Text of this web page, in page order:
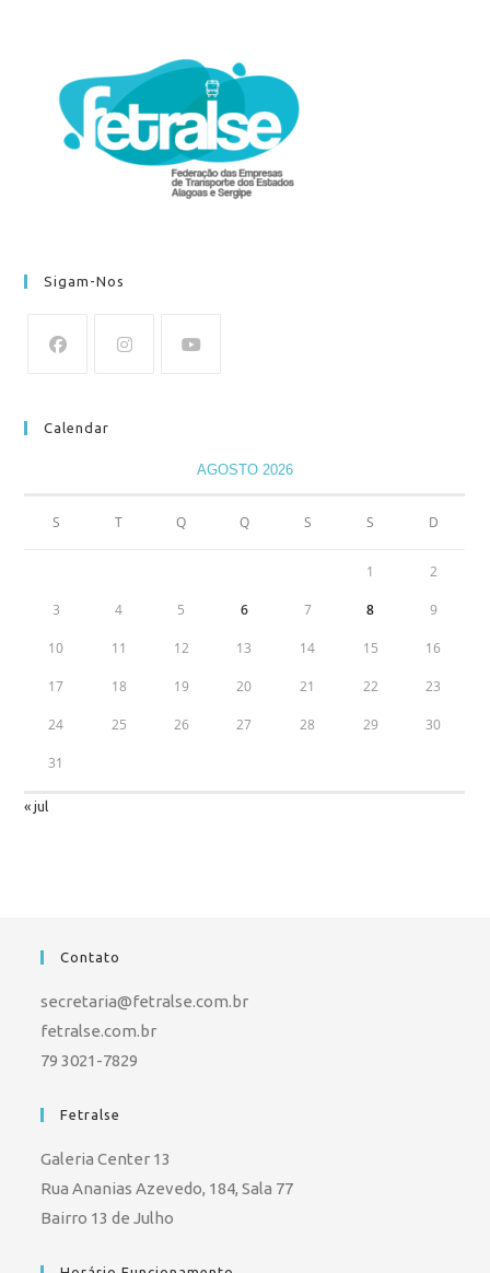
Sigam-Nos
Calendar
AGOSTO 2026
S T Q Q S S D
1 2
3 4 5 6 7 8 9
10 11 12 13 14 15 16
17 18 19 20 21 22 23
24 25 26 27 28 29 30
31
« jul
Contato
secretaria@fetralse.com.br
fetralse.com.br
79 3021-7829
Fetralse
Galeria Center 13
Rua Ananias Azevedo, 184, Sala 77
Bairro 13 de Julho